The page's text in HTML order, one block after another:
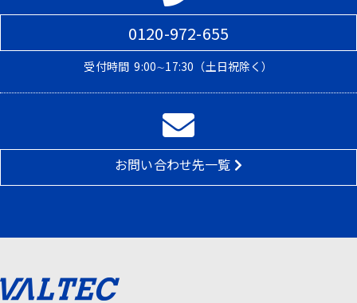
0120-972-655
受付時間 9:00∼17:30（土日祝除く）
お問い合わせ先一覧